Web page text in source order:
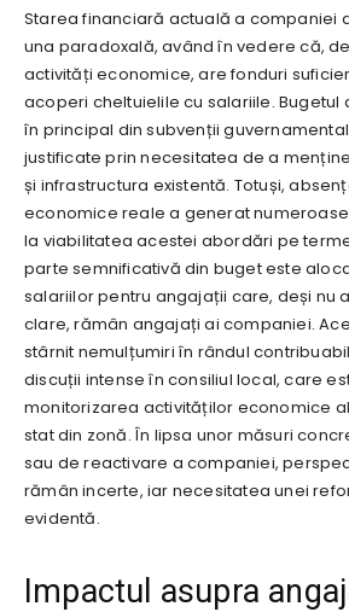
Starea financiară actuală a companiei
una paradoxală, având în vedere că,
activități economice, are fonduri
acoperi cheltuielile cu salariile. Bugetul
în principal din subvenții
justificate prin necesitatea de a
și infrastructura existentă. Totuși,
economice reale a generat
la viabilitatea acestei abordări pe
parte semnificativă din buget este
salariilor pentru angajații care, deși nu
clare, rămân angajați ai companiei.
stârnit nemulțumiri în rândul
discuții intense în consiliul local, care
monitorizarea activităților economice
stat din zonă. În lipsa unor măsuri
sau de reactivare a companiei,
rămân incerte, iar necesitatea unei
evidentă.
Impactul asupra